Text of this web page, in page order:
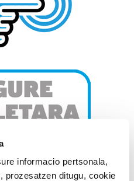
informacio pertsonala,
prozesatzen ditugu, cookie